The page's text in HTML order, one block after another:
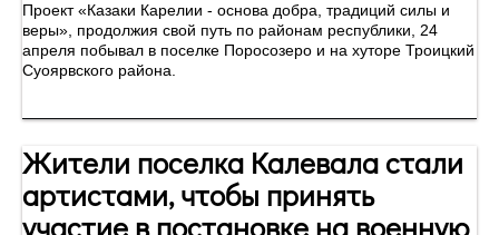
Проект «Казаки Карелии - основа добра, традиций силы и
веры», продолжия свой путь по районам республики, 24
апреля побывал в поселке Поросозеро и на хуторе Троицкий
Суоярвского района.
Жители поселка Калевала стали
артистами, чтобы принять
участие в постановке на военную